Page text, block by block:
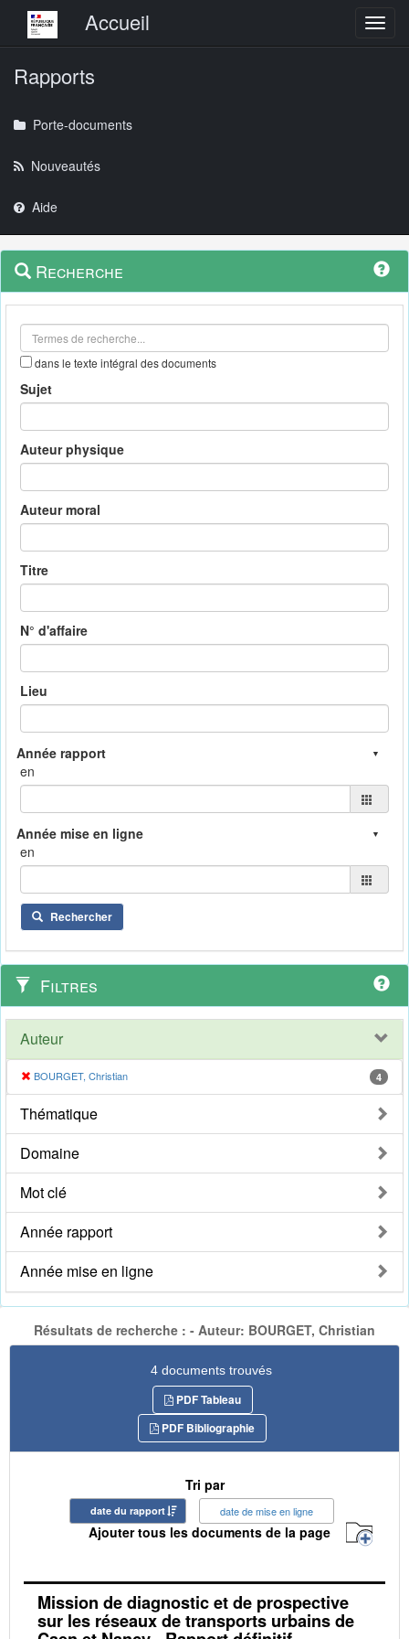
Menu principalAccueil
Rapports
Porte-documents
Nouveautés
Aide
Navigation
outils
Menu
contextuel
Recherche
dans le texte intégral des documents
Sujet
Auteur physique
Auteur moral
Titre
N° d'affaire
Lieu
en
en
Rechercher
Filtres
Auteur
BOURGET, Christian 4
Thématique
Domaine
Mot clé
Année rapport
Année mise en ligne
Résultats de recherche : - Auteur: BOURGET, Christian
4 documents trouvés
PDF Tableau
PDF Bibliographie
Tri par
date du rapport date de mise en ligne
Ajouter tous les documents de la page
Mission de diagnostic et de prospective
sur les réseaux de transports urbains de